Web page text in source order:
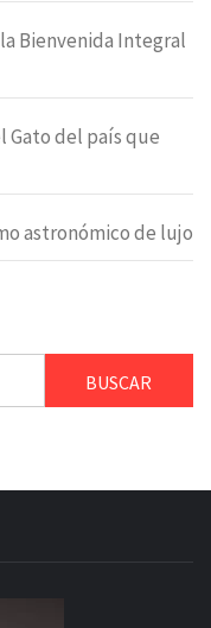
Bienvenida Integral
Gato del país que
astronómico de lujo